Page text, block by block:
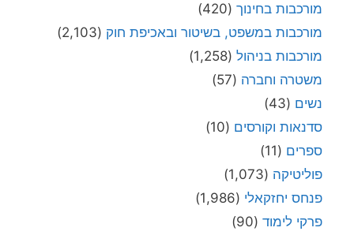
מורכבות בחינוך (420)
מורכבות במשפט, בשיטור ובאכיפת חוק (2,103)
מורכבות בניהול (1,258)
משטרה וחברה (57)
נשים (43)
סדנאות וקורסים (10)
ספרים (11)
פוליטיקה (1,073)
פנחס יחזקאלי (1,986)
פרקי לימוד (90)